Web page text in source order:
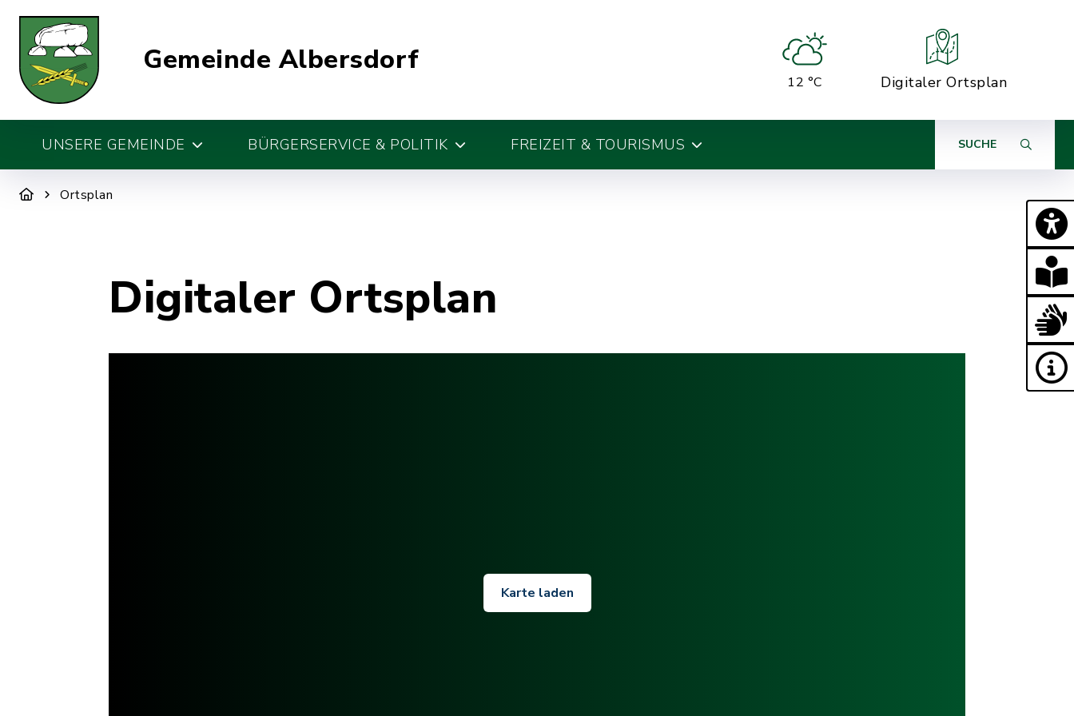
Gemeinde Albersdorf
12 °C Digitaler Ortsplan
UNSERE GEMEINDE BÜRGERSERVICE & POLITIK FREIZEIT & TOURISMUS SUCHE
Ortsplan
Digitaler Ortsplan
Karte laden